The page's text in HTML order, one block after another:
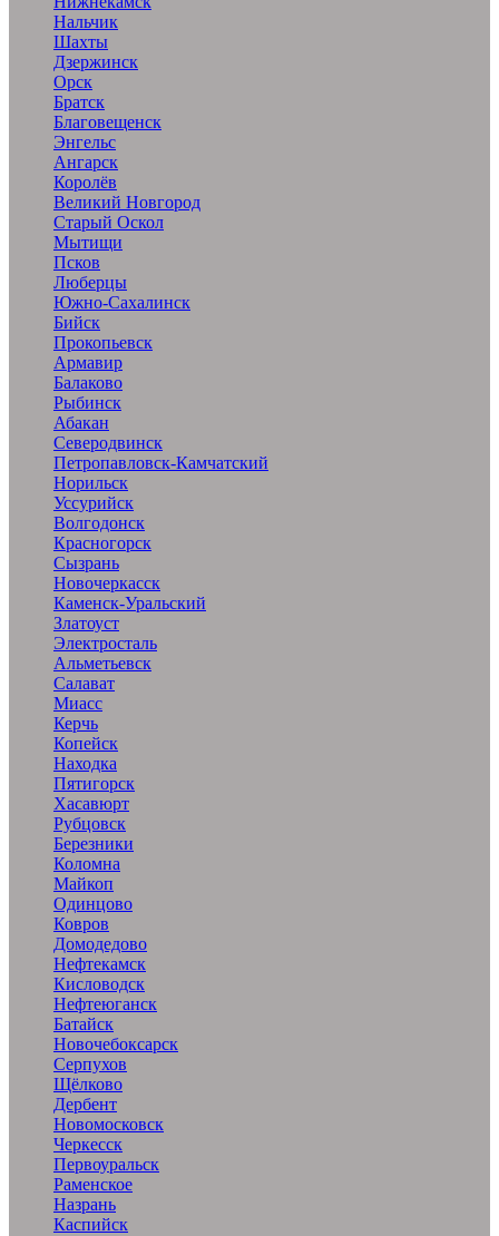
Нальчик
Шахты
Дзержинск
Орск
Братск
Благовещенск
Энгельс
Ангарск
Королёв
Великий Новгород
Старый Оскол
Мытищи
Псков
Люберцы
Южно-Сахалинск
Бийск
Прокопьевск
Армавир
Балаково
Рыбинск
Абакан
Северодвинск
Петропавловск-Камчатский
Норильск
Уссурийск
Волгодонск
Красногорск
Сызрань
Новочеркасск
Каменск-Уральский
Златоуст
Электросталь
Альметьевск
Салават
Миасс
Керчь
Копейск
Находка
Пятигорск
Хасавюрт
Рубцовск
Березники
Коломна
Майкоп
Одинцово
Ковров
Домодедово
Нефтекамск
Кисловодск
Нефтеюганск
Батайск
Новочебоксарск
Серпухов
Щёлково
Дербент
Новомосковск
Черкесск
Первоуральск
Раменское
Назрань
Каспийск